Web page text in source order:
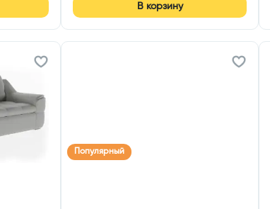
В корзину
Популярный